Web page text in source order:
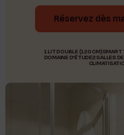
Réservez dès
1 LIT DOUBLE (120 CM)SMART
DOMAINE D'ÉTUDE2 SALLES